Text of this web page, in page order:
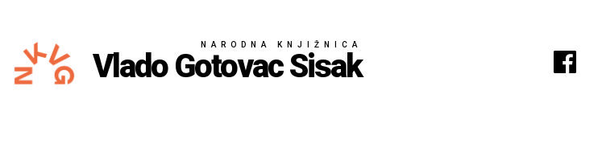
NARODNA KNJIŽNICA
Vlado Gotovac Sisak